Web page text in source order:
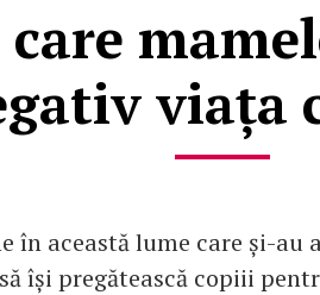
viața
în această lume care și-
își pregătească copiii